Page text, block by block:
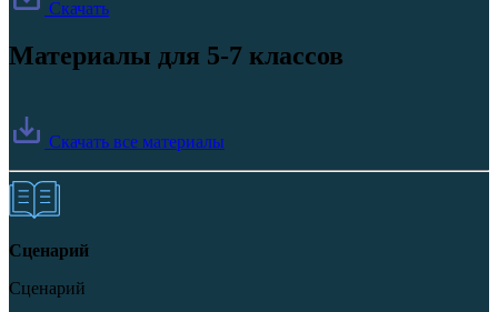
Скачать
Материалы для 5-7 классов
Скачать все материалы
Сценарий
Сценарий